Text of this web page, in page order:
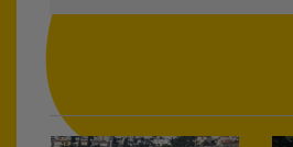
אלקטרוני